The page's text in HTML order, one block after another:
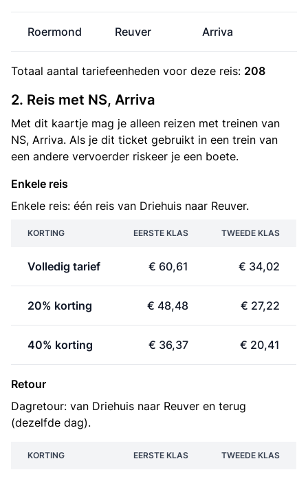
Roermond Reuver Arriva
Totaal aantal tariefeenheden voor deze reis: 208
2. Reis met NS, Arriva
Met dit kaartje mag je alleen reizen met treinen van
NS, Arriva. Als je dit ticket gebruikt in een trein van
een andere vervoerder riskeer je een boete.
Enkele reis
Enkele reis: één reis van Driehuis naar Reuver.
KORTING EERSTE KLAS TWEEDE KLAS
Volledig tarief € 60,61 € 34,02
20% korting € 48,48 € 27,22
40% korting € 36,37 € 20,41
Retour
Dagretour: van Driehuis naar Reuver en terug
(dezelfde dag).
KORTING EERSTE KLAS TWEEDE KLAS